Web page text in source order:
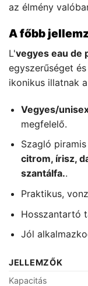
az élmény
A főbb
L'vegyes eau de
egyszerűséget
ikonikus illatnak
Vegyes/
megfelelő.
Szagló
citrom, írisz,
szantálfa..
Praktikus,
Hosszantartó
Jól
JELLEMZŐK
Kapacitás